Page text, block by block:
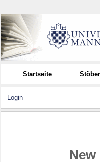
Startseite
Login
New